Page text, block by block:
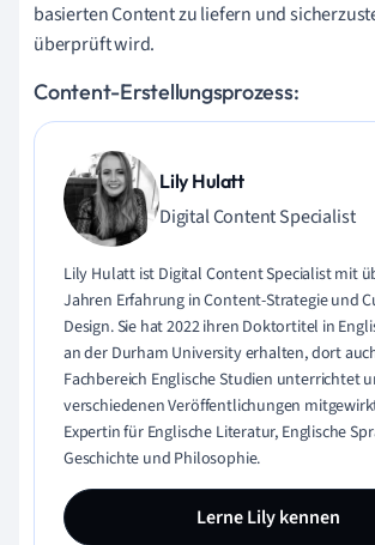
basierten Content zu liefern und
überprüft wird.
Content-Erstellungsprozess:
Lily Hulatt
Digital Content Specialist
Lily Hulatt ist Digital Content Specialist mit
Jahren Erfahrung in Content-Strategie und
Design. Sie hat 2022 ihren Doktortitel in
an der Durham University erhalten, dort
Fachbereich Englische Studien unterrichtet
verschiedenen Veröffentlichungen
Expertin für Englische Literatur, Englische
Geschichte und Philosophie.
Lerne Lily kennen